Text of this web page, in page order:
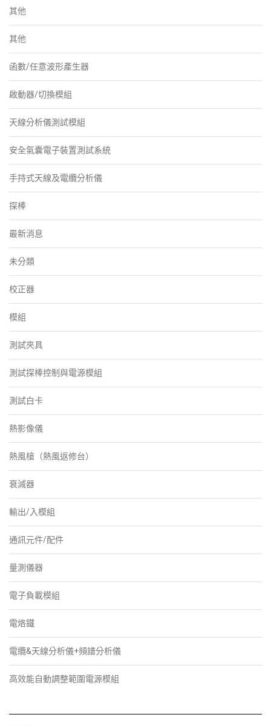
其他
其他
函數/任意波形產生器
啟動器/切換模組
天線分析儀測試模組
安全氣囊電子裝置測試系統
手持式天線及電纜分析儀
探棒
最新消息
未分類
校正器
模組
測試夾具
測試探棒控制與電源模組
測試白卡
熱影像儀
熱風槍（熱風返修台）
衰減器
輸出/入模組
通訊元件/配件
量測儀器
電子負載模組
電烙鐵
電纜&天線分析儀+頻譜分析儀
高效能自動調整範圍電源模組